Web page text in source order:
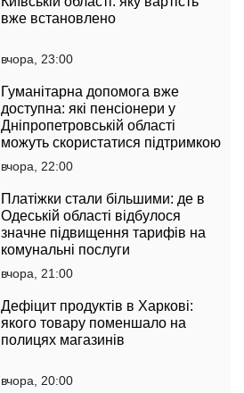
вже встановлено
вчора, 23:00
Гуманітарна допомога вже
доступна: які пенсіонери у
Дніпропетровській області
можуть скористатися підтримкою
вчора, 22:00
Платіжки стали більшими: де в
Одеській області відбулося
значне підвищення тарифів на
комунальні послуги
вчора, 21:00
Дефіцит продуктів в Харкові:
якого товару поменшало на
полицях магазинів
вчора, 20:00